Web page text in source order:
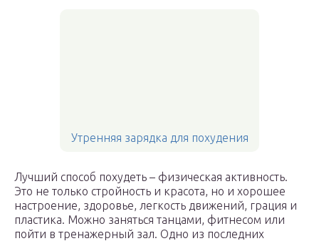
Утренняя зарядка для похудения
Лучший способ похудеть – физическая активность.
Это не только стройность и красота, но и хорошее
настроение, здоровье, легкость движений, грация и
пластика. Можно заняться танцами, фитнесом или
пойти в тренажерный зал. Одно из последних